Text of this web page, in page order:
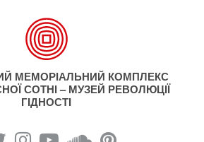
МЕМОРІАЛЬНИЙ КОМПЛЕКС
СОТНІ – МУЗЕЙ РЕВОЛЮЦІЇ
ГІДНОСТІ